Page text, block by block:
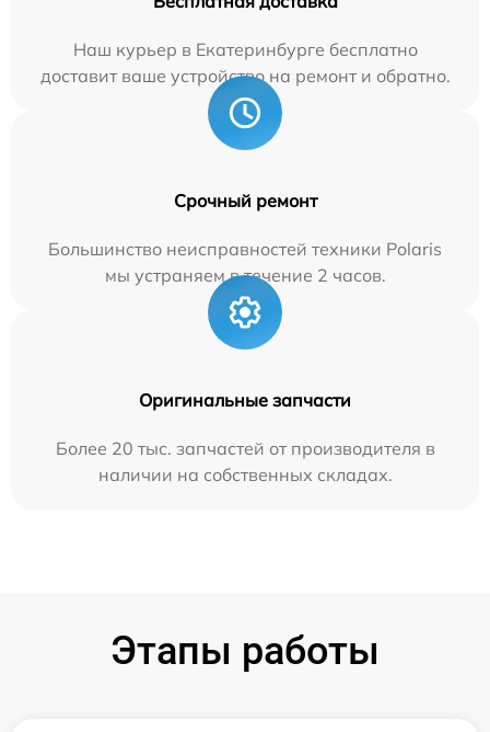
Наш курьер в Екатеринбурге бесплатно
доставит ваше устройство на ремонт и обратно.
Срочный ремонт
Большинство неисправностей техники Polaris
мы устраняем в течение 2 часов.
Оригинальные запчасти
Более 20 тыс. запчастей от производителя в
наличии на собственных складах.
Этапы работы